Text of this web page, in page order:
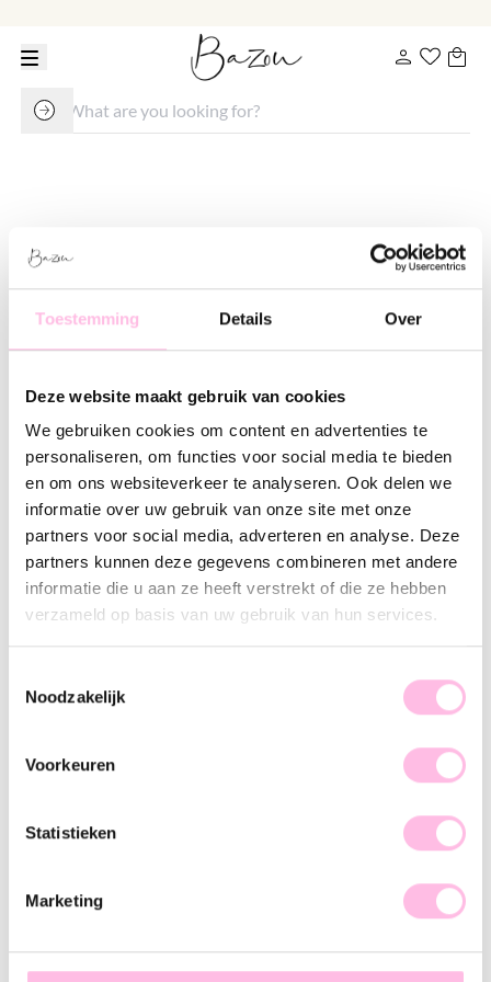
Toestemming Details Over
Deze website maakt gebruik van cookies
We gebruiken cookies om content en advertenties te
personaliseren, om functies voor social media te bieden
en om ons websiteverkeer te analyseren. Ook delen we
informatie over uw gebruik van onze site met onze
partners voor social media, adverteren en analyse. Deze
partners kunnen deze gegevens combineren met andere
informatie die u aan ze heeft verstrekt of die ze hebben
verzameld op basis van uw gebruik van hun services.
Noodzakelijk
Voorkeuren
Statistieken
Marketing
Long necklace with hearts
€ 19.95
Variants:
Free shipping from €35
100% waterproof
Premium stainless steel
Description Feature SKU
Are you ready to create the coolest neck party? Of course,
this long necklace cannot be missing! The hearts and the
length give the necklace a chic touch.
♥ YOU MAY ALSO LOVE...
Long necklace 'circles' Long necklace with round details
Delicate ball necklace with facets and coin - pink/red